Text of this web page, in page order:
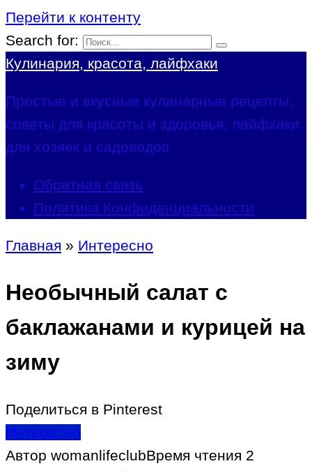
Перейти к контенту
Search for:
Кулинария, красота, лайфхаки
Простые и вкусные кулинарные рецепты,
советы для красоты и здоровья, лайфхаки
для хозяек и садоводов
Обратная связь
Политика Конфиденциальности
Главная » Интересно
Необычный салат с
баклажанами и курицей на
зиму
Поделиться в Pinterest
Интересно
Автор womanlifeclubВремя чтения 2